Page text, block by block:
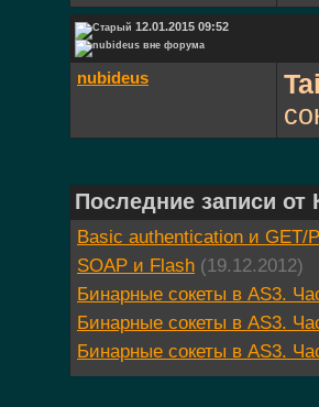
12.01.2015 09:52
nubideus
Последние записи от
Basic authentication и GET/
SOAP и Flash (19.12.2012)
Бинарные сокеты в AS3.
Бинарные сокеты в AS3.
Бинарные сокеты в AS3.